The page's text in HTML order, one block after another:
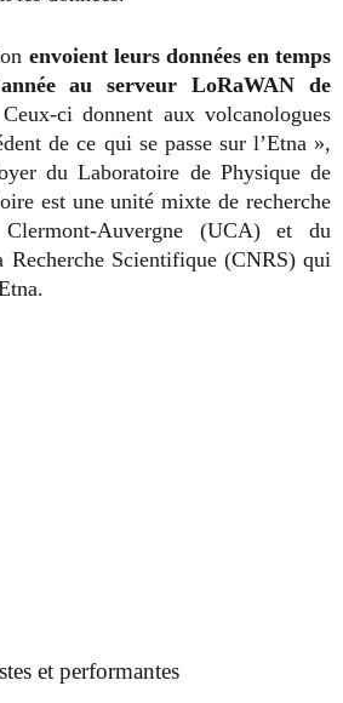
envoient leurs données en temps
au serveur LoRaWAN de
ci donnent aux volcanologues
de ce qui se passe sur l’Etna »,
du Laboratoire de Physique de
est une unité mixte de recherche
Auvergne (UCA) et du
Recherche Scientifique (CNRS) qui
et performantes